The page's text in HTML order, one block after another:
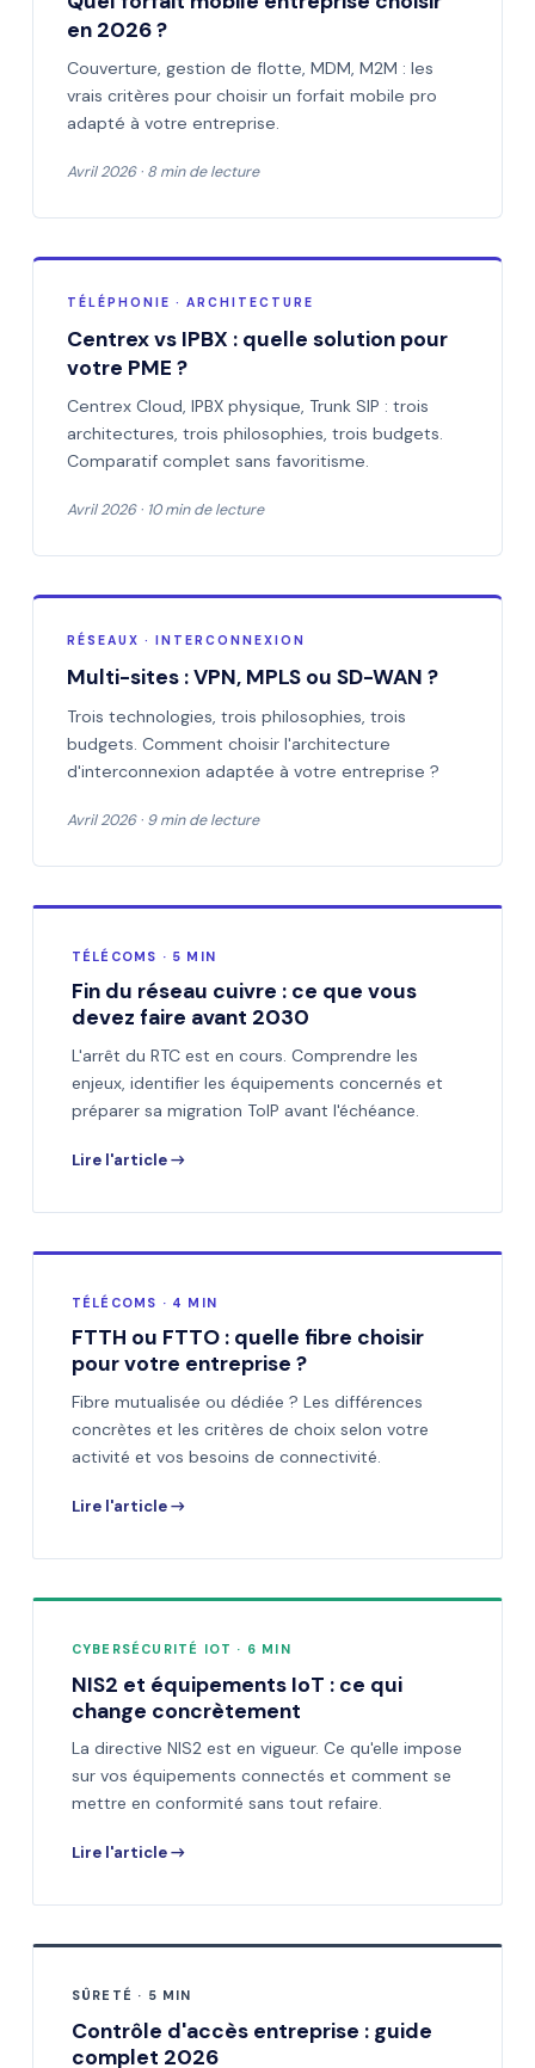
en 2026 ?
Couverture, gestion de flotte, MDM, M2M : les
vrais critères pour choisir un forfait mobile pro
adapté à votre entreprise.
Avril 2026 · 8 min de lecture
TÉLÉPHONIE · ARCHITECTURE
Centrex vs IPBX : quelle solution pour
votre PME ?
Centrex Cloud, IPBX physique, Trunk SIP : trois
architectures, trois philosophies, trois budgets.
Comparatif complet sans favoritisme.
Avril 2026 · 10 min de lecture
RÉSEAUX · INTERCONNEXION
Multi-sites : VPN, MPLS ou SD-WAN ?
Trois technologies, trois philosophies, trois
budgets. Comment choisir l'architecture
d'interconnexion adaptée à votre entreprise ?
Avril 2026 · 9 min de lecture
TÉLÉCOMS · 5 MIN
Fin du réseau cuivre : ce que vous
devez faire avant 2030
L'arrêt du RTC est en cours. Comprendre les
enjeux, identifier les équipements concernés et
préparer sa migration ToIP avant l'échéance.
Lire l'article →
TÉLÉCOMS · 4 MIN
FTTH ou FTTO : quelle fibre choisir
pour votre entreprise ?
Fibre mutualisée ou dédiée ? Les différences
concrètes et les critères de choix selon votre
activité et vos besoins de connectivité.
Lire l'article →
CYBERSÉCURITÉ IOT · 6 MIN
NIS2 et équipements IoT : ce qui
change concrètement
La directive NIS2 est en vigueur. Ce qu'elle impose
sur vos équipements connectés et comment se
mettre en conformité sans tout refaire.
Lire l'article →
SÛRETÉ · 5 MIN
Contrôle d'accès entreprise : guide
complet 2026